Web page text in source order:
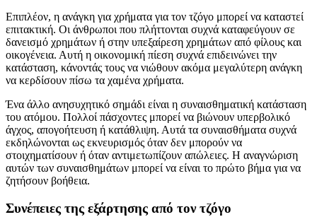
Επιπλέον, η ανάγκη για χρήματα για τον τζόγο μπορεί να καταστεί
επιτακτική. Οι άνθρωποι που πλήττονται συχνά καταφεύγουν σε
δανεισμό χρημάτων ή στην υπεξαίρεση χρημάτων από φίλους και
οικογένεια. Αυτή η οικονομική πίεση συχνά επιδεινώνει την
κατάσταση, κάνοντάς τους να νιώθουν ακόμα μεγαλύτερη ανάγκη
να κερδίσουν πίσω τα χαμένα χρήματα.
Ένα άλλο ανησυχητικό σημάδι είναι η συναισθηματική κατάσταση
του ατόμου. Πολλοί πάσχοντες μπορεί να βιώνουν υπερβολικό
άγχος, απογοήτευση ή κατάθλιψη. Αυτά τα συναισθήματα συχνά
εκδηλώνονται ως εκνευρισμός όταν δεν μπορούν να
στοιχηματίσουν ή όταν αντιμετωπίζουν απώλειες. Η αναγνώριση
αυτών των συναισθημάτων μπορεί να είναι το πρώτο βήμα για να
ζητήσουν βοήθεια.
Συνέπειες της εξάρτησης από τον τζόγο